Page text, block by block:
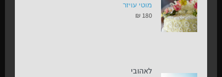
מוטי עויזר
₪ 180
לאהובי